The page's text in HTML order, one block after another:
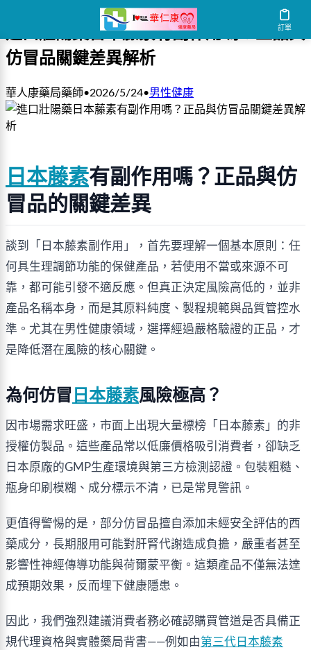
訂單
進口壯陽藥日本藤素有副作用嗎？正品與
仿冒品關鍵差異解析
華人康藥局藥師•2026/5/24•男性健康
日本藤素有副作用嗎？正品與仿
冒品的關鍵差異
談到「日本藤素副作用」，首先要理解一個基本原則：任
何具生理調節功能的保健產品，若使用不當或來源不可
靠，都可能引發不適反應。但真正決定風險高低的，並非
產品名稱本身，而是其原料純度、製程規範與品質管控水
準。尤其在男性健康領域，選擇經過嚴格驗證的正品，才
是降低潛在風險的核心關鍵。
為何仿冒 日本藤素風險極高？
因市場需求旺盛，市面上出現大量標榜「日本藤素」的非
授權仿製品。這些產品常以低廉價格吸引消費者，卻缺乏
日本原廠的GMP生產環境與第三方檢測認證。包裝粗糙、
瓶身印刷模糊、成分標示不清，已是常見警訊。
更值得警惕的是，部分仿冒品擅自添加未經安全評估的西
藥成分，長期服用可能對肝腎代謝造成負擔，嚴重者甚至
影響性神經傳導功能與荷爾蒙平衡。這類產品不僅無法達
成預期效果，反而埋下健康隱患。
因此，我們強烈建議消費者務必確認購買管道是否具備正
規代理資格與實體藥局背書——例如由第三代日本藤素